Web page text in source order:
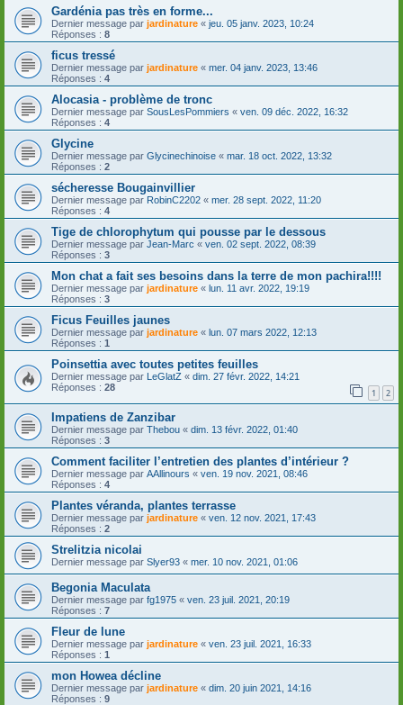
Gardénia pas très en forme...
Dernier message par jardinature « jeu. 05 janv. 2023, 10:24
Réponses : 8
ficus tressé
Dernier message par jardinature « mer. 04 janv. 2023, 13:46
Réponses : 4
Alocasia - problème de tronc
Dernier message par SousLesPommiers « ven. 09 déc. 2022, 16:32
Réponses : 4
Glycine
Dernier message par Glycinechinoise « mar. 18 oct. 2022, 13:32
Réponses : 2
sécheresse Bougainvillier
Dernier message par RobinC2202 « mer. 28 sept. 2022, 11:20
Réponses : 4
Tige de chlorophytum qui pousse par le dessous
Dernier message par Jean-Marc « ven. 02 sept. 2022, 08:39
Réponses : 3
Mon chat a fait ses besoins dans la terre de mon pachira!!!!
Dernier message par jardinature « lun. 11 avr. 2022, 19:19
Réponses : 3
Ficus Feuilles jaunes
Dernier message par jardinature « lun. 07 mars 2022, 12:13
Réponses : 1
Poinsettia avec toutes petites feuilles
Dernier message par LeGlatZ « dim. 27 févr. 2022, 14:21
Réponses : 28 1 2
Impatiens de Zanzibar
Dernier message par Thebou « dim. 13 févr. 2022, 01:40
Réponses : 3
Comment faciliter l’entretien des plantes d’intérieur ?
Dernier message par AAllinours « ven. 19 nov. 2021, 08:46
Réponses : 4
Plantes véranda, plantes terrasse
Dernier message par jardinature « ven. 12 nov. 2021, 17:43
Réponses : 2
Strelitzia nicolai
Dernier message par Slyer93 « mer. 10 nov. 2021, 01:06
Begonia Maculata
Dernier message par fg1975 « ven. 23 juil. 2021, 20:19
Réponses : 7
Fleur de lune
Dernier message par jardinature « ven. 23 juil. 2021, 16:33
Réponses : 1
mon Howea décline
Dernier message par jardinature « dim. 20 juin 2021, 14:16
Réponses : 9